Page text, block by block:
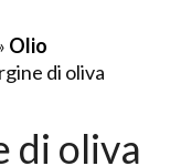
Olio
di oliva
di oliva